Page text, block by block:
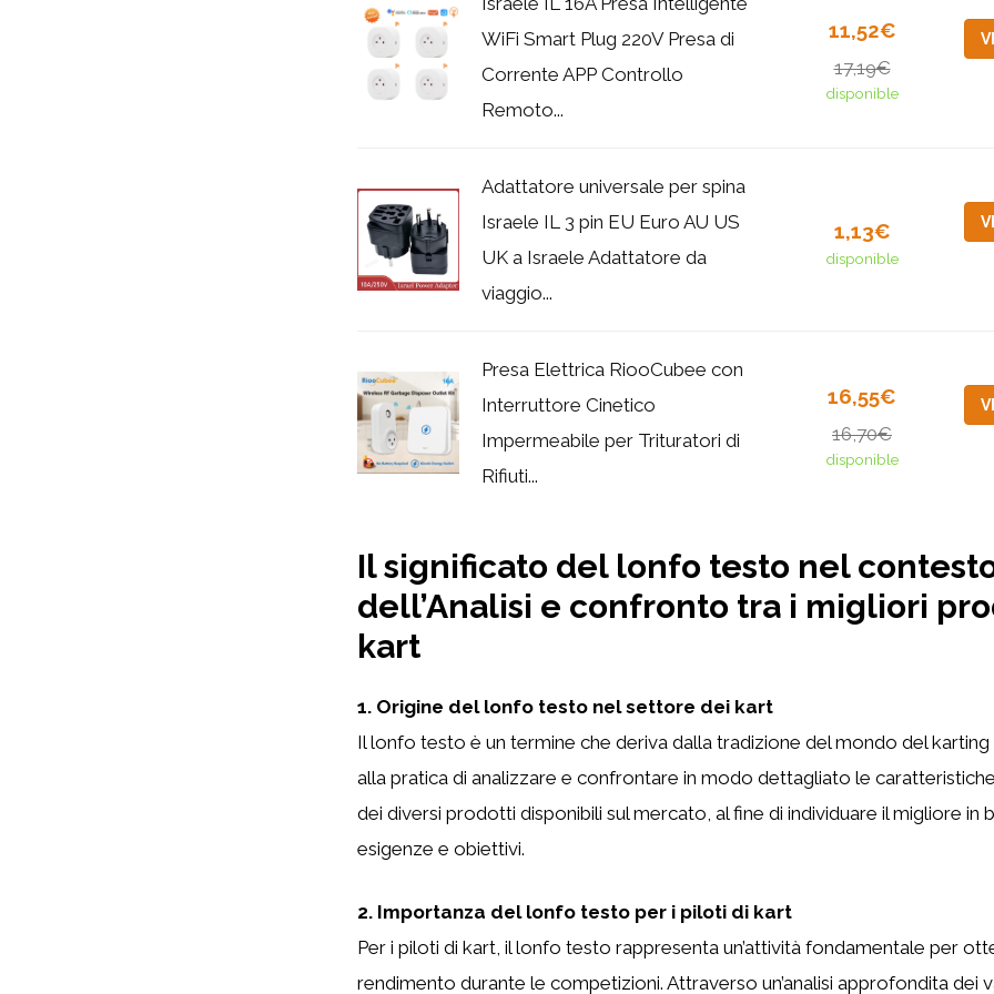
WiFi Smart Plug 220V Presa di
Corrente APP Controllo
Remoto...
11,52€
17,19€
disponible
Adattatore universale per spina
Israele IL 3 pin EU Euro AU US
UK a Israele Adattatore da
viaggio...
1,13€
disponible
Presa Elettrica RiooCubee con
Interruttore Cinetico
Impermeabile per Trituratori di
Rifiuti...
16,55€
16,70€
disponible
Il significato del lonfo testo nel
dell’Analisi e confronto tra i migliori
kart
1. Origine del lonfo testo nel settore dei kart
Il lonfo testo è un termine che deriva dalla tradizione del mondo del
alla pratica di analizzare e confrontare in modo dettagliato le
dei diversi prodotti disponibili sul mercato, al fine di individuare il migliore in
esigenze e obiettivi.
2. Importanza del lonfo testo per i piloti di kart
Per i piloti di kart, il lonfo testo rappresenta un’attività fondamentale per
rendimento durante le competizioni. Attraverso un’analisi approfondita dei